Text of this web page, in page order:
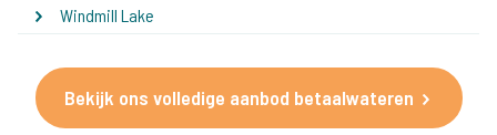
Windmill Lake
Bekijk ons volledige aanbod betaalwateren